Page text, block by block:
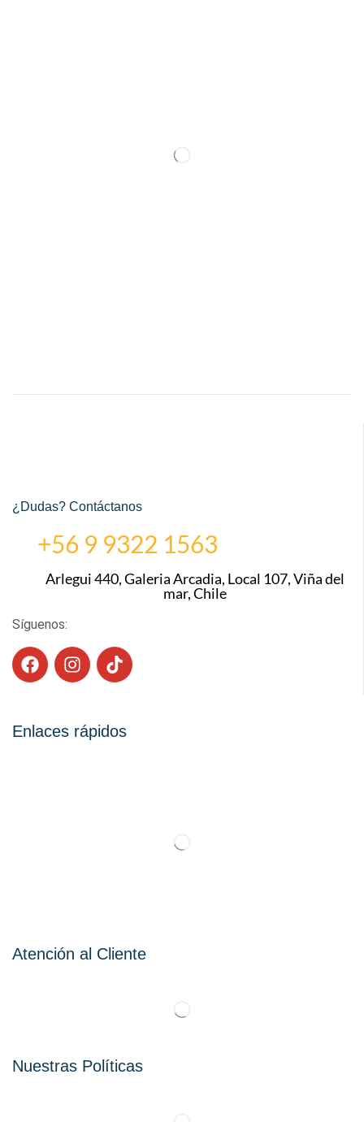
¿Dudas? Contáctanos
+56 9 9322 1563
Arlegui 440, Galeria Arcadia, Local 107, Viña del
mar, Chile
Síguenos:
Enlaces rápidos
Atención al Cliente
Nuestras Políticas